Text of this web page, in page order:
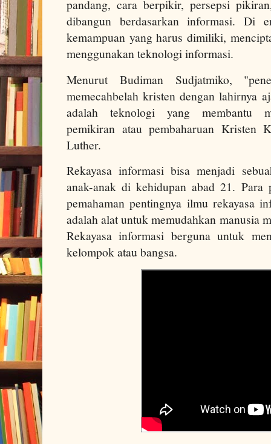
pandang, cara berpikir, persepsi
dibangun berdasarkan informasi. Di
kemampuan yang harus dimiliki,
menggunakan teknologi informasi.
Menurut Budiman Sudjatmiko,
memecahbelah kristen dengan lahirnya
adalah teknologi yang membantu
pemikiran atau pembaharuan Kristen
Luther.
Rekayasa informasi bisa menjadi
anak-anak di kehidupan abad 21.
pemahaman pentingnya ilmu rekayasa
adalah alat untuk memudahkan manusia
Rekayasa informasi berguna untuk
kelompok atau bangsa.